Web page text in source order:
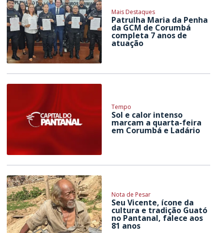
Mais Destaques
Patrulha Maria da Penha
da GCM de Corumbá
completa 7 anos de
atuação
Tempo
Sol e calor intenso
marcam a quarta-feira
em Corumbá e Ladário
Nota de Pesar
Seu Vicente, ícone da
cultura e tradição Guató
no Pantanal, falece aos
81 anos